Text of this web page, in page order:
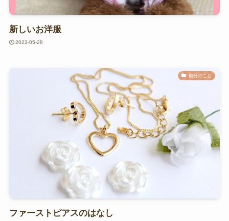
新しいお洋服
2023-05-28
自分のこと
ファーストピアスのはなし